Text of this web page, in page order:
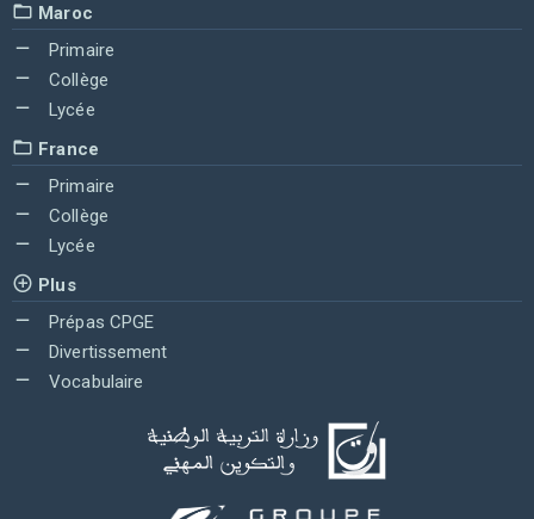
Maroc
Primaire
Collège
Lycée
France
Primaire
Collège
Lycée
Plus
Prépas CPGE
Divertissement
Vocabulaire